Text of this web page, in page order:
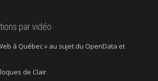
par vidéo
à Québec » au sujet du OpenData et
de Clair